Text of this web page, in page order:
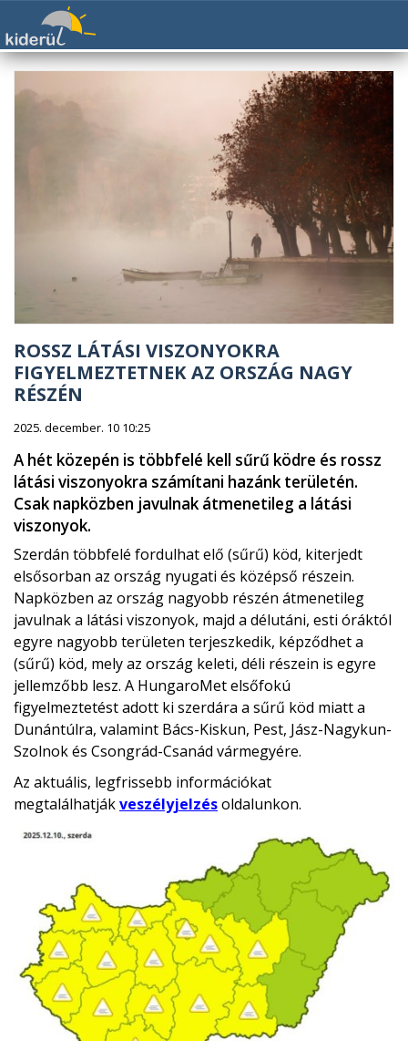
ROSSZ LÁTÁSI VISZONYOKRA
FIGYELMEZTETNEK AZ ORSZÁG NAGY
RÉSZÉN
2025. december. 10 10:25
A hét közepén is többfelé kell sűrű ködre és rossz
látási viszonyokra számítani hazánk területén.
Csak napközben javulnak átmenetileg a látási
viszonyok.
Szerdán többfelé fordulhat elő (sűrű) köd, kiterjedt
elsősorban az ország nyugati és középső részein.
Napközben az ország nagyobb részén átmenetileg
javulnak a látási viszonyok, majd a délutáni, esti óráktól
egyre nagyobb területen terjeszkedik, képződhet a
(sűrű) köd, mely az ország keleti, déli részein is egyre
jellemzőbb lesz. A HungaroMet elsőfokú
figyelmeztetést adott ki szerdára a sűrű köd miatt a
Dunántúlra, valamint Bács-Kiskun, Pest, Jász-Nagykun-
Szolnok és Csongrád-Csanád vármegyére.
Az aktuális, legfrissebb információkat
megtalálhatjákveszélyjelzésoldalunkon.